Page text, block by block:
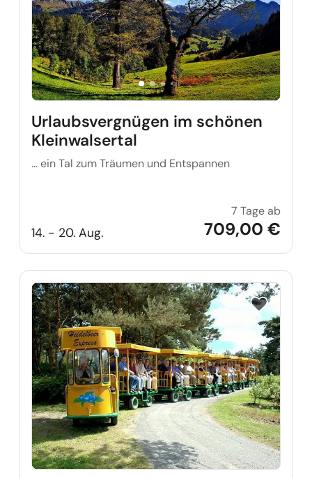
Urlaubsvergnügen im schönen
Kleinwalsertal
… ein Tal zum Träumen und Entspannen
14. - 20. Aug.
7 Tage ab
709,00 €
Reise auf